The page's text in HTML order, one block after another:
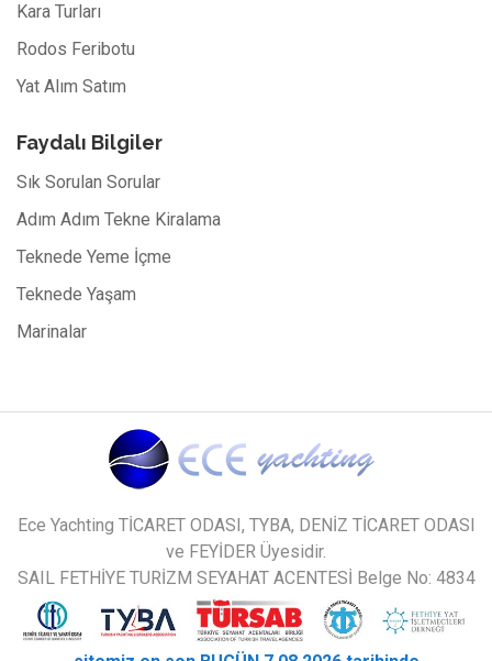
Kara Turları
Rodos Feribotu
Yat Alım Satım
Faydalı Bilgiler
Sık Sorulan Sorular
Adım Adım Tekne Kiralama
Teknede Yeme İçme
Teknede Yaşam
Marinalar
Ece Yachting TİCARET ODASI, TYBA, DENİZ TİCARET ODASI
ve FEYİDER Üyesidir.
SAIL FETHİYE TURİZM SEYAHAT ACENTESİ Belge No: 4834